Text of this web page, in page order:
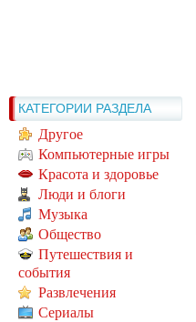
КАТЕГОРИИ РАЗДЕЛА
Другое
Компьютерные игры
Красота и здоровье
Люди и блоги
Музыка
Общество
Путешествия и
события
Развлечения
Сериалы